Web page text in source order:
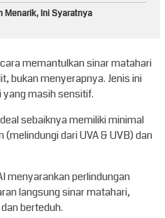
Menarik, Ini Syaratnya
memantulkan sinar matahari
bukan menyerapnya. Jenis ini
yang masih sensitif.
sebaiknya memiliki minimal
dari UVA & UVB) dan
menyarankan perlindungan
langsung sinar matahari,
berteduh.